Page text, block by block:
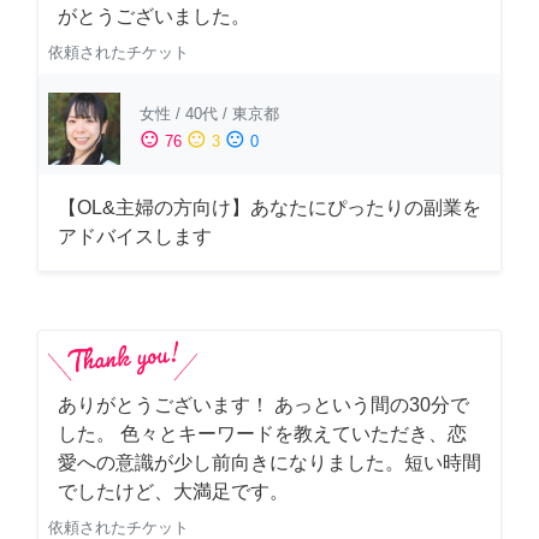
がとうございました。
依頼されたチケット
女性 / 40代 / 東京都
sentiment_satisfied 76 sentiment_neutral 3 sentiment_dissatisfied 0
【OL&主婦の方向け】あなたにぴったりの副業を
アドバイスします
ありがとうございます！ あっという間の30分で
した。 色々とキーワードを教えていただき、恋
愛への意識が少し前向きになりました。短い時間
でしたけど、大満足です。
依頼されたチケット